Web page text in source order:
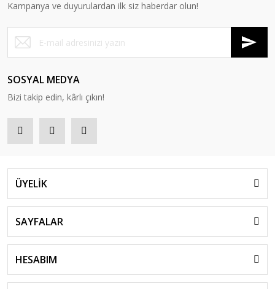
Kampanya ve duyurulardan ilk siz haberdar olun!
SOSYAL MEDYA
Bizi takip edin, kârlı çıkın!
ÜYELİK
SAYFALAR
HESABIM